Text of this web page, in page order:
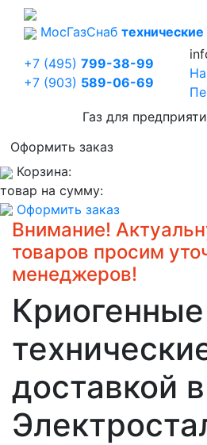
МосГазСнаб технические
+7 (495) 799-38-99
+7 (903) 589-06-69
Газ для
Оформить заказ
Корзина:
товар на сумму:
Оформить заказ
Внимание!
товаров просим
менеджеров!
Криогенные
доставкой в